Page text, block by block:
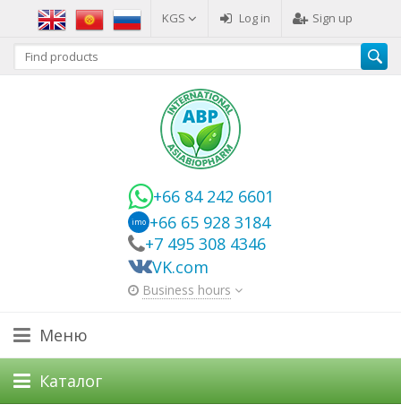
KGS Log in Sign up
+66 84 242 6601
imo +66 65 928 3184
+7 495 308 4346
VK.com
Business hours
Меню
Каталог